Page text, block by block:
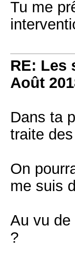
Tu me
RE: Les
Août
Dans ta
traite
On
me suis
Au vu de
?